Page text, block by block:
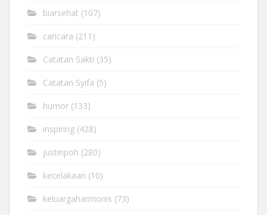
biarsehat (107)
caricara (211)
Catatan Sakti (35)
Catatan Syifa (5)
humor (133)
inspiring (428)
justinpoh (280)
kecelakaan (10)
keluargaharmonis (73)